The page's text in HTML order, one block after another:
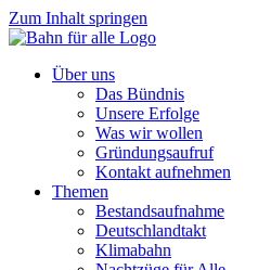
Zum Inhalt springen
Über uns
Das Bündnis
Unsere Erfolge
Was wir wollen
Gründungsaufruf
Kontakt aufnehmen
Themen
Bestandsaufnahme
Deutschlandtakt
Klimabahn